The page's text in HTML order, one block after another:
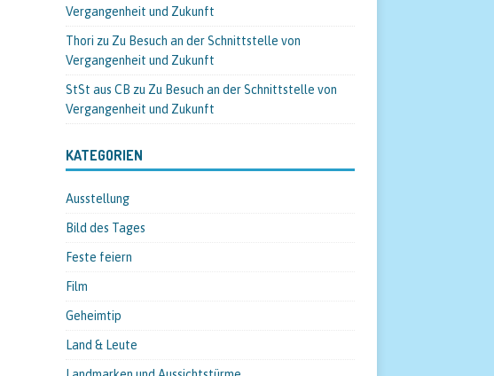
Vergangenheit und Zukunft
Thori zu Zu Besuch an der Schnittstelle von
Vergangenheit und Zukunft
StSt aus CB zu Zu Besuch an der Schnittstelle von
Vergangenheit und Zukunft
KATEGORIEN
Ausstellung
Bild des Tages
Feste feiern
Film
Geheimtip
Land & Leute